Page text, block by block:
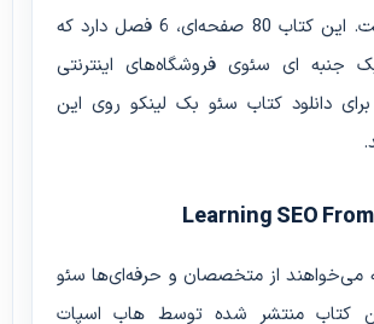
نوشته شده است. این کتاب 80 صفحه‌ای، 6 فصل دارد که
جنبه ای سئوی فروشگاه‌های اینترنتی
دانلود کتاب سئو بک لینکو روی این
Learning SEO
می‌خواهند از متخصصان و حرفه‌ای‌ها سئو
کتاب منتشر شده توسط هاب اسپات